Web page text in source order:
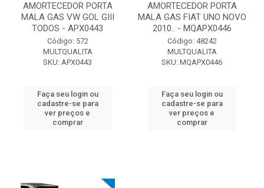
AMORTECEDOR PORTA
MALA GAS VW GOL GIII
TODOS - APX0443
Código: 572
MULTQUALITA
SKU: APX0443
Faça seu login ou
cadastre-se para
ver preços e
comprar
AMORTECEDOR PORTA
MALA GAS FIAT UNO NOVO
2010.. - MQAPX0446
Código: 48242
MULTQUALITA
SKU: MQAPX0446
Faça seu login ou
cadastre-se para
ver preços e
comprar